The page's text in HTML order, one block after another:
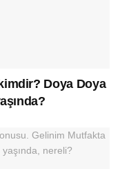
Doya Doya